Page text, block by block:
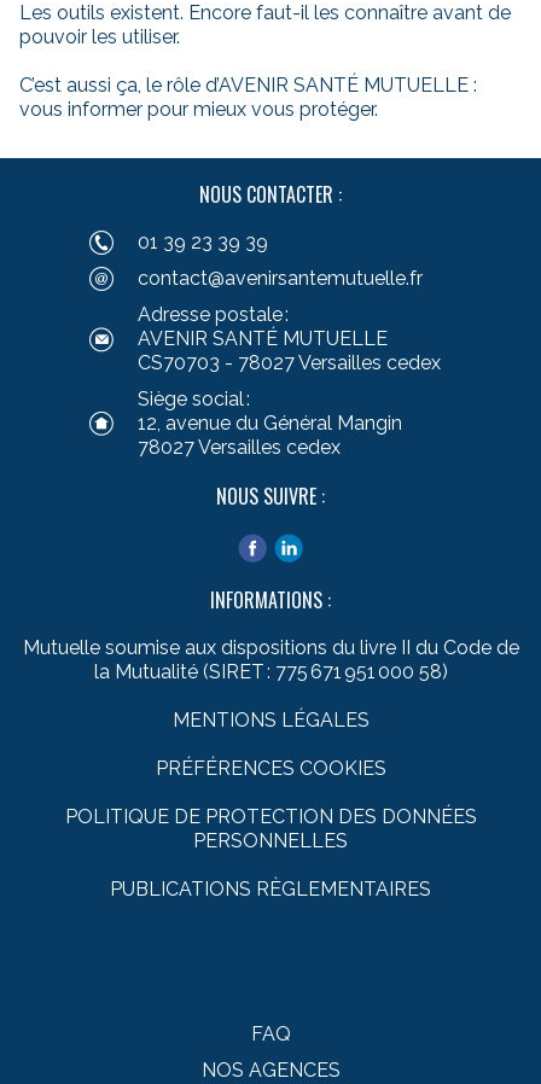
Les outils existent. Encore faut-il les connaître avant de
pouvoir les utiliser.
C’est aussi ça, le rôle d’AVENIR SANTÉ MUTUELLE :
vous informer pour mieux vous protéger.
NOUS CONTACTER :
01 39 23 39 39
contact@avenirsantemutuelle.fr
Adresse postale :
AVENIR SANTÉ MUTUELLE
CS70703 - 78027 Versailles cedex
Siège social :
12, avenue du Général Mangin
78027 Versailles cedex
NOUS SUIVRE :
INFORMATIONS :
Mutuelle soumise aux dispositions du livre II du Code de
la Mutualité (SIRET : 775 671 951 000 58)
MENTIONS LÉGALES
PRÉFÉRENCES COOKIES
POLITIQUE DE PROTECTION DES DONNÉES
PERSONNELLES
PUBLICATIONS RÈGLEMENTAIRES
FAQ
NOS AGENCES